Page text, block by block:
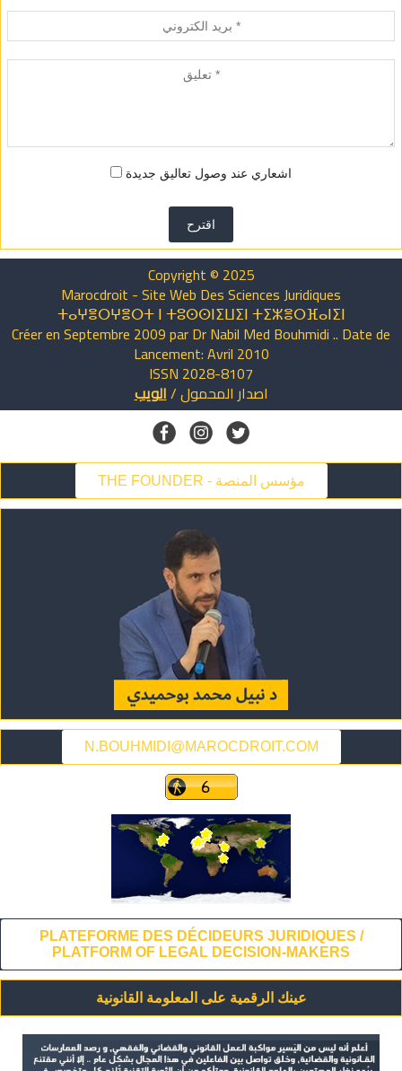
اشعاري عند وصول تعاليق جديدة
اقترح
Copyright © 2025
Marocdroit - Site Web Des Sciences Juridiques
ⵜⴰⵖⴻⵔⵖⴻⵔⵜ ⵏ ⵜⵓⵙⵙⵏⵉⵡⵉⵏ ⵜⵉⵣⴻⵔⴼⴰⵏⵉⵏ
Créer en Septembre 2009 par Dr Nabil Med Bouhmidi .. Date de
Lancement: Avril 2010
ISSN 2028-8107
اصدارالمحمول/الويب
THE FOUNDER - مؤسس المنصة
N.BOUHMIDI@MAROCDROIT.COM
PLATEFORME DES DÉCIDEURS JURIDIQUES /
PLATFORM OF LEGAL DECISION-MAKERS
عينك الرقمية على المعلومة القانونية